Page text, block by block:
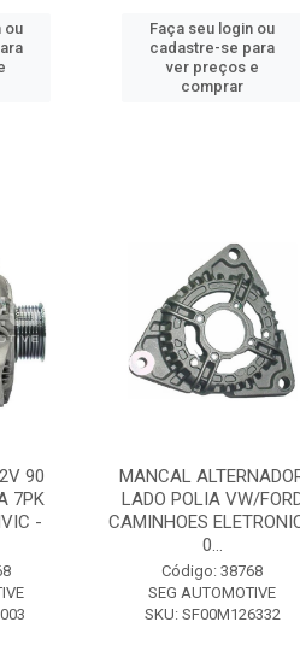
ou
Faça seu login ou
cadastre-se para
ver preços e
comprar
90
7PK
-
MANCAL
LADO POLIA VW/
CAMINHOES
0...
Código: 38768
SEG AUTOMOTIVE
SKU: SF00M126332